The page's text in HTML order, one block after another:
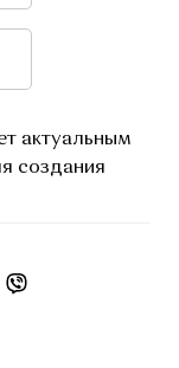
актуальным
создания